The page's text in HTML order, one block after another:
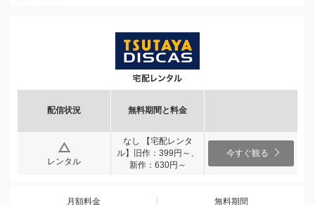
配信状況 無料期間と料金
レンタル
なし 【宅配レンタ
ル】旧作：399円～、
新作：630円～
今すぐ観る
月額料金 無料期間